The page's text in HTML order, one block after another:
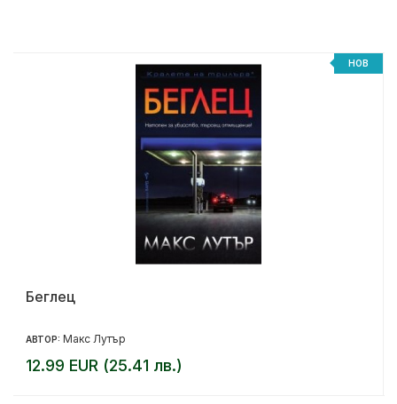
НОВ
Беглец
АВТОР: Макс Лутър
12.99 EUR (25.41 лв.)